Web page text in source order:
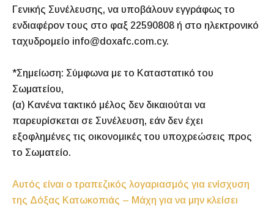
Γενικής Συνέλευσης, να υποβάλουν εγγράφως το
ενδιαφέρον τους στο φαξ 22590808 ή στο ηλεκτρονικό
ταχυδρομείο info@doxafc.com.cy.
*Σημείωση: Σύμφωνα με το Καταστατικό του
Σωματείου,
(α) Κανένα τακτικό μέλος δεν δικαιούται να
παρευρίσκεται σε Συνέλευση, εάν δεν έχει
εξοφλημένες τις οικονομικές του υποχρεώσεις προς
το Σωματείο.
Αυτός είναι ο τραπεζικός λογαριασμός για ενίσχυση
της Δόξας Κατωκοπιάς – Μάχη για να μην κλείσει